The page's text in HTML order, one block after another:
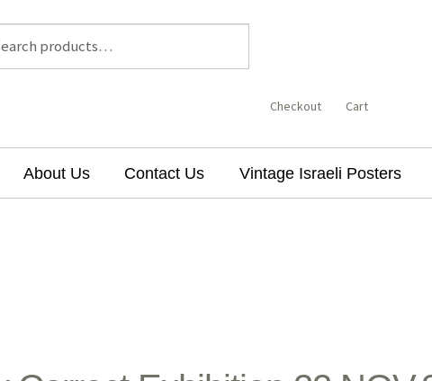
Checkout Cart
About Us Contact Us Vintage Israeli Posters